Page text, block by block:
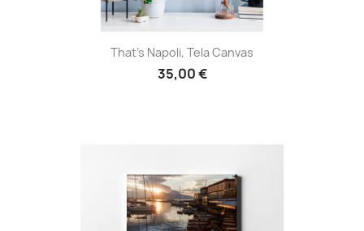
That's Napoli, Tela Canvas
35,00 €